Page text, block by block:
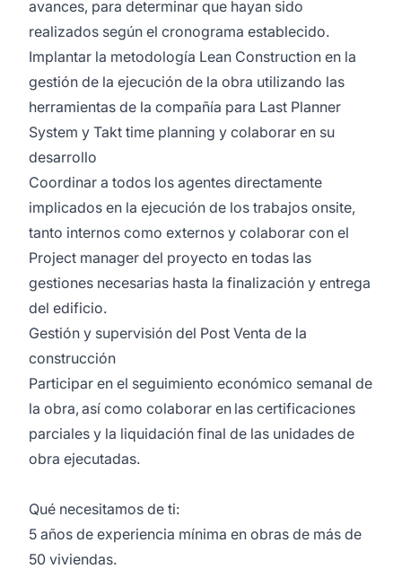
avances, para determinar que hayan sido
realizados según el cronograma establecido.
Implantar la metodología Lean Construction en la
gestión de la ejecución de la obra utilizando las
herramientas de la compañía para Last Planner
System y Takt time planning y colaborar en su
desarrollo
Coordinar a todos los agentes directamente
implicados en la ejecución de los trabajos onsite,
tanto internos como externos y colaborar con el
Project manager del proyecto en todas las
gestiones necesarias hasta la finalización y entrega
del edificio.
Gestión y supervisión del Post Venta de la
construcción
Participar en el seguimiento económico semanal de
la obra, así como colaborar en las certificaciones
parciales y la liquidación final de las unidades de
obra ejecutadas.
Qué necesitamos de ti:
5 años de experiencia mínima en obras de más de
50 viviendas.